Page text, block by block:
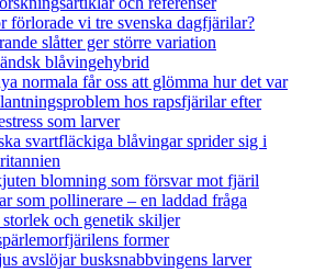
förlorade vi tre svenska dagfjärilar?
slåtter ger större variation
blåvingehybrid
normala får oss att glömma hur det var
hos rapsfjärilar efter
som larver
svartfläckiga blåvingar sprider sig i
blomning som försvar mot fjäril
som pollinerare – en laddad fråga
storlek och genetik skiljer
former
avslöjar busksnabbvingens larver